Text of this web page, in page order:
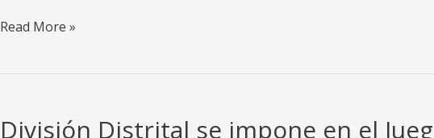
Pilones,
avanzan
Read More »
División Distrital se impone en el